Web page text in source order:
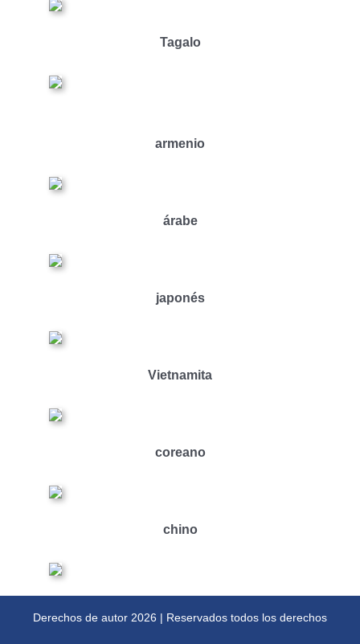
Tagalo
armenio
árabe
japonés
Vietnamita
coreano
chino
Derechos de autor 2026 | Reservados todos los derechos